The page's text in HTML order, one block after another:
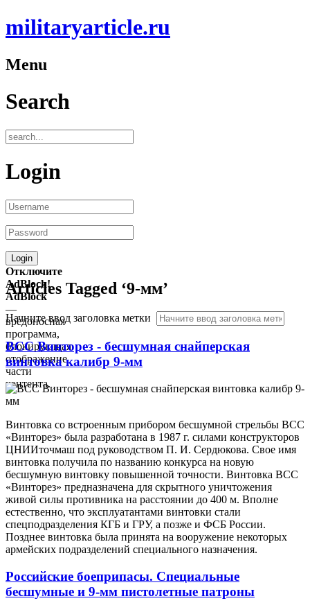
militaryarticle.ru
Menu
Search
Login
Отключите
AdBlock!
AdBlock
—
вредоносная
программа,
блокирующая
отображение
части
контента.
Articles Tagged ‘9-мм’
Начните ввод заголовка метки
ВСС Винторез - бесшумная снайперская
винтовка калибр 9-мм
Винтовка со встроенным прибором бесшумной стрельбы ВСС
«Винторез» была разработана в 1987 г. силами конструкторов
ЦНИИточмаш под руководством П. И. Сердюкова. Свое имя
винтовка получила по названию конкурса на новую
бесшумную винтовку повышенной точности. Винтовка ВСС
«Винторез» предназначена для скрытного уничтожения
живой силы противника на расстоянии до 400 м. Вполне
естественно, что эксплуатантами винтовки стали
спецподразделения КГБ и ГРУ, а позже и ФСБ России.
Позднее винтовка была принята на вооружение некоторых
армейских подразделений специального назначения.
Российские боеприпасы. Специальные
бесшумные и 9-мм пистолетные патроны